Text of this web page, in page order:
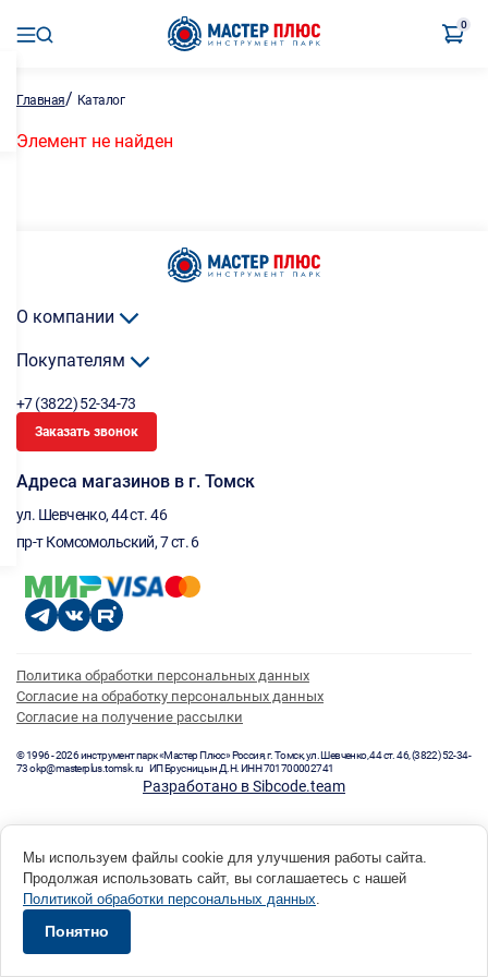
0
Главная/ Каталог
Элемент не найден
О компании
Покупателям
+7 (3822) 52-34-73
Заказать звонок
Адреса магазинов в г. Томск
ул. Шевченко, 44 ст. 46
пр-т Комсомольский, 7 ст. 6
Политика обработки персональных данных
Согласие на обработку персональных данных
Согласие на получение рассылки
© 1996 - 2026 инструмент парк «Мастер Плюс» Россия, г. Томск, ул. Шевченко, 44 ст. 46, (3822) 52-34-
73 okp@masterplus.tomsk.ru ИП Брусницын Д.Н. ИНН 701700002741
Разработано в Sibcode.team
Мы используем файлы cookie для улучшения работы сайта.
Продолжая использовать сайт, вы соглашаетесь с нашей
Политикой обработки персональных данных.
Понятно